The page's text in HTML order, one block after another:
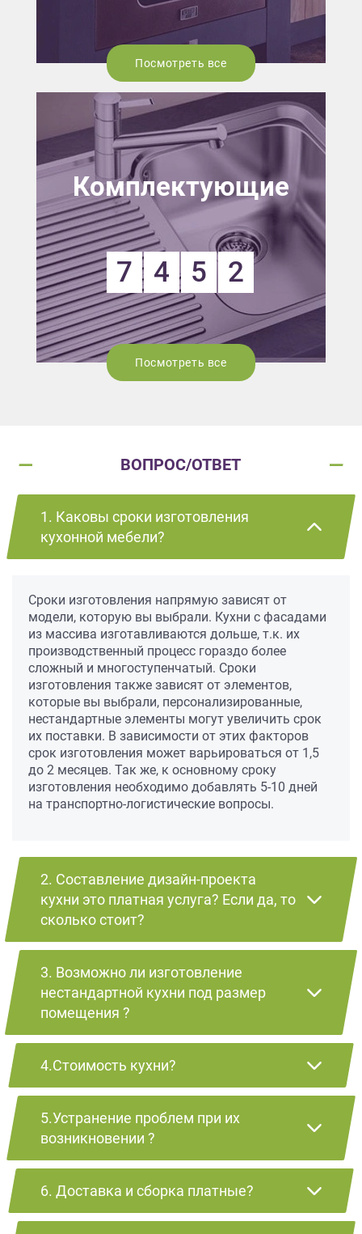
Посмотреть все
Комплектующие
7 4 5 2
Посмотреть все
ВОПРОС/ОТВЕТ
1. Каковы сроки изготовления
кухонной мебели?
Сроки изготовления напрямую зависят от
модели, которую вы выбрали. Кухни с фасадами
из массива изготавливаются дольше, т.к. их
производственный процесс гораздо более
сложный и многоступенчатый. Сроки
изготовления также зависят от элементов,
которые вы выбрали, персонализированные,
нестандартные элементы могут увеличить срок
их поставки. В зависимости от этих факторов
срок изготовления может варьироваться от 1,5
до 2 месяцев. Так же, к основному сроку
изготовления необходимо добавлять 5-10 дней
на транспортно-логистические вопросы.
2. Составление дизайн-проекта
кухни это платная услуга? Если да, то
сколько стоит?
3. Возможно ли изготовление
нестандартной кухни под размер
помещения ?
4.Стоимость кухни?
5.Устранение проблем при их
возникновении ?
6. Доставка и сборка платные?